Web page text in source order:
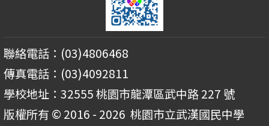
聯絡電話：(03)4806468
傳真電話：(03)4092811
學校地址：32555 桃園市龍潭區武中路 227 號
版權所有 © 2016 - 2026 桃園市立武漢國民中學